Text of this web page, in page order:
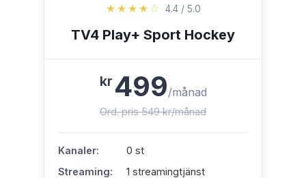
★★★★☆ 4.4 / 5.0
TV4 Play+ Sport Hockey
kr 499/månad
Ord. pris 549 kr/månad
Kanaler:
0 st
Streaming:
1 streamingtjänst